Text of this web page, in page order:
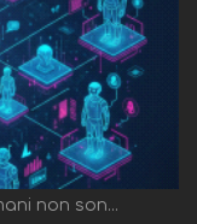
non son...